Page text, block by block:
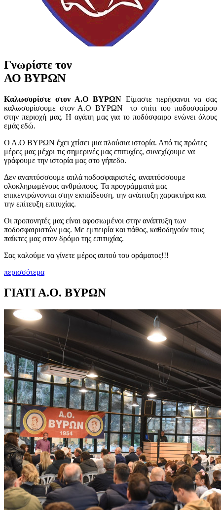
Γνωρίστε τον
ΑΟ ΒΥΡΩΝ
Καλωσορίστε στον Α.Ο ΒΥΡΩΝ Είμαστε περήφανοι να σας
καλωσορίσουμε στον Α.Ο ΒΥΡΩΝ το σπίτι του ποδοσφαίρου
στην περιοχή μας. Η αγάπη μας για το ποδόσφαιρο ενώνει όλους
εμάς εδώ.
Ο Α.Ο ΒΥΡΩΝ έχει χτίσει μια πλούσια ιστορία. Από τις πρώτες
μέρες μας μέχρι τις σημερινές μας επιτυχίες, συνεχίζουμε να
γράφουμε την ιστορία μας στο γήπεδο.
Δεν αναπτύσσουμε απλά ποδοσφαιριστές, αναπτύσσουμε
ολοκληρωμένους ανθρώπους. Τα προγράμματά μας
επικεντρώνονται στην εκπαίδευση, την ανάπτυξη χαρακτήρα και
την επίτευξη επιτυχίας.
Οι προπονητές μας είναι αφοσιωμένοι στην ανάπτυξη των
ποδοσφαιριστών μας. Με εμπειρία και πάθος, καθοδηγούν τους
παίκτες μας στον δρόμο της επιτυχίας.
Σας καλούμε να γίνετε μέρος αυτού του οράματος!!!
περισσότερα
ΓΙΑΤΙ Α.Ο. ΒΥΡΩΝ